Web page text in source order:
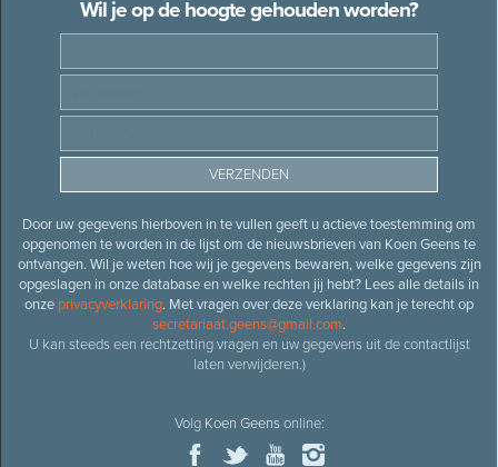
Wil je op de hoogte gehouden worden?
Door uw gegevens hierboven in te vullen geeft u actieve toestemming om
opgenomen te worden in de lijst om de nieuwsbrieven van Koen Geens te
ontvangen. Wil je weten hoe wij je gegevens bewaren, welke gegevens zijn
opgeslagen in onze database en welke rechten jij hebt? Lees alle details in
onze privacyverklaring. Met vragen over deze verklaring kan je terecht op
secretariaat.geens@gmail.com.
U kan steeds een rechtzetting vragen en uw gegevens uit de contactlijst
laten verwijderen.)
Volg Koen Geensonline: